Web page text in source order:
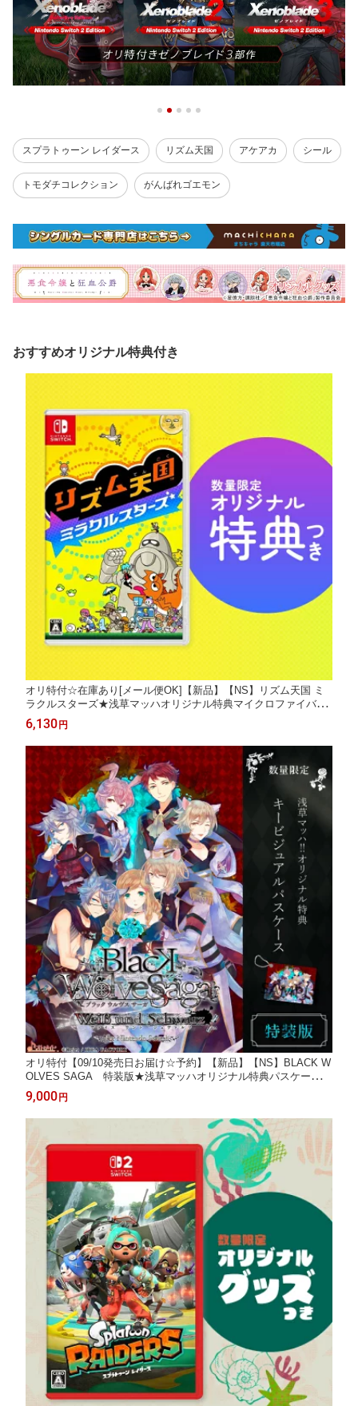
スプラトゥーン レイダース リズム天国 アケアカ シール
トモダチコレクション がんばれゴエモン
おすすめオリジナル特典付き
オリ特付☆在庫あり[メール便OK]【新品】【NS】リズム天国 ミ
ラクルスターズ★浅草マッハオリジナル特典マイクロファイバー
クロス付★
6,130 円
オリ特付【09/10発売日お届け☆予約】【新品】【NS】BLACK W
OLVES SAGA 特装版★浅草マッハオリジナル特典パスケース＆
予約特典：スリーブケース付★
9,000 円